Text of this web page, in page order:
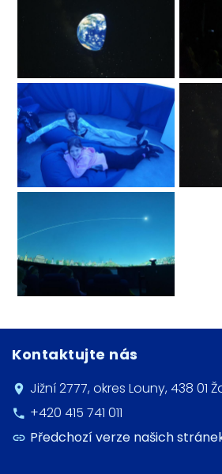
Kontaktujte nás
Jižní 2777, okres Louny, 438 01
+420 415 741 011
Předchozí verze našich